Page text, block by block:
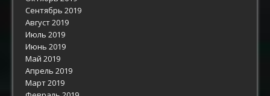
Сентябрь 2019
Август 2019
Июль 2019
Июнь 2019
Май 2019
Апрель 2019
Март 2019